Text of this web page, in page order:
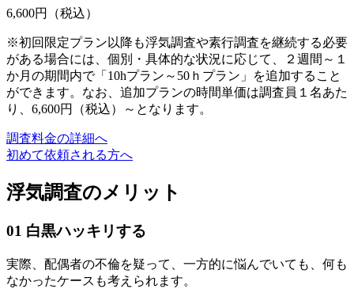
6,600円（税込）
※初回限定プラン以降も浮気調査や素行調査を継続する必要
がある場合には、個別・具体的な状況に応じて、２週間～１
か月の期間内で「10hプラン～50ｈプラン」を追加すること
ができます。なお、追加プランの時間単価は調査員１名あた
り、6,600円（税込）～となります。
調査料金の詳細へ
初めて依頼される方へ
浮気調査のメリット
01 白黒ハッキリする
実際、配偶者の不倫を疑って、一方的に悩んでいても、何も
なかったケースも考えられます。